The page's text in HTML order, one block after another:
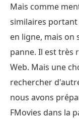
Mais comme
similaires
en ligne, mais on
panne. Il est très
Web. Mais une
rechercher
nous avons
FMovies dans la